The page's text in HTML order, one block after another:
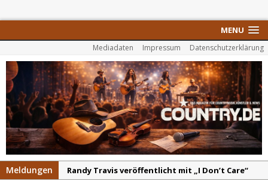
MENU
Mediadaten Impressum Datenschutzerklärung
Meldungen
Randy Travis veröffentlicht mit „I Don’t Care“